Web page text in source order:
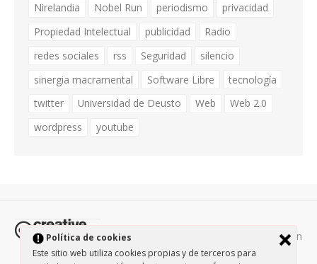
Política de cookies
Este sitio web utiliza cookies propias y de terceros para
Nirelandia
Nobel Run periodismo
privacidad
Propiedad Intelectual
publicidad
Radio
redes sociales
rss Seguridad
silencio
sinergia macramental
Software Libre
tecnología
twitter
Universidad de Deusto Web
Web 2.0
wordpress
youtube
Todos los contenidos de esta página están
protegidos por la licencia Creative Commons Attribution-